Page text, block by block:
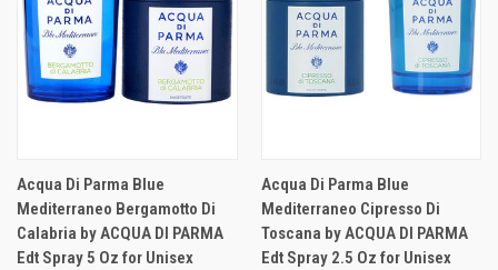
Acqua Di Parma Blue
Mediterraneo Bergamotto Di
Calabria by ACQUA DI PARMA
Edt Spray 5 Oz for Unisex
Acqua Di Parma Blue
Mediterraneo Cipresso Di
Toscana by ACQUA DI PARMA
Edt Spray 2.5 Oz for Unisex